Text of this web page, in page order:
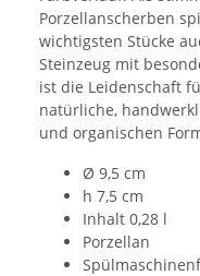
Porzellanscherben
wichtigsten Stücke
Steinzeug mit
ist die Leidenschaft
natürliche,
und organischen
Ø 9,5 cm
h 7,5 cm
Inhalt 0,28 l
Porzellan